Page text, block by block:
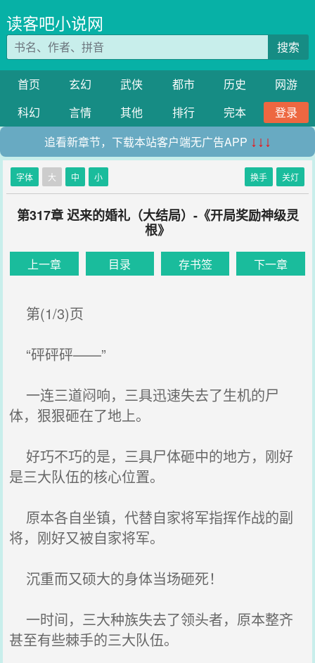
读客吧小说网
搜索
首页 玄幻 武侠 都市 历史
网游
科幻
言情 其他 排行 完本
登录
追看新章节，下载本站客户端无广告APP ↓↓↓
字体 大 中 小 换手 关灯
第317章 迟来的婚礼（大结局）-《开局奖励神级灵
根》
上一章 目录 存书签 下一章
第(1/3)页
“砰砰砰——”
一连三道闷响，三具迅速失去了生机的尸
体，狠狠砸在了地上。
好巧不巧的是，三具尸体砸中的地方，刚好
是三大队伍的核心位置。
原本各自坐镇，代替自家将军指挥作战的副
将，刚好又被自家将军。
沉重而又硕大的身体当场砸死！
一时间，三大种族失去了领头者，原本整齐
甚至有些棘手的三大队伍。